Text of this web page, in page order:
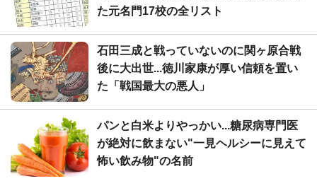
た元名門17校の全リスト
石田三成と戦っていないのに関ヶ原合戦
後に大出世...徳川家康が厚い信頼を置い
た「戦国最大の悪人」
パンと白米よりやっかい...糖尿病専門医
が絶対に飲まない"一見ヘルシーに見えて
怖い飲み物"の名前